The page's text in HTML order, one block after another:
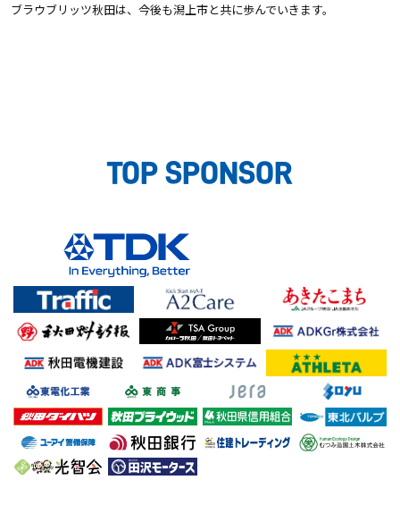
ブラウブリッツ秋田は、今後も潟上市と共に歩んでいきます。
TOP SPONSOR